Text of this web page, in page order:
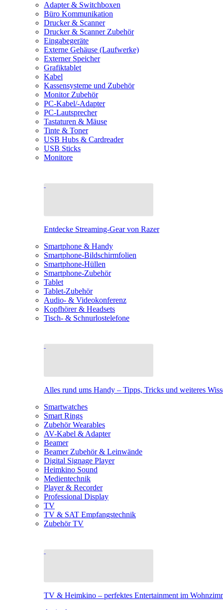
Adapter & Switchboxen
Büro Kommunikation
Drucker & Scanner
Drucker & Scanner Zubehör
Eingabegeräte
Externe Gehäuse (Laufwerke)
Externer Speicher
Grafiktablet
Kabel
Kassensysteme und Zubehör
Monitor Zubehör
PC-Kabel/-Adapter
PC-Lautsprecher
Tastaturen & Mäuse
Tinte & Toner
USB Hubs & Cardreader
USB Sticks
Monitore
Entdecke Streaming-Gear von Razer
Smartphone & Handy
Smartphone-Bildschirmfolien
Smartphone-Hüllen
Smartphone-Zubehör
Tablet
Tablet-Zubehör
Audio- & Videokonferenz
Kopfhörer & Headsets
Tisch- & Schnurlostelefone
Alles rund ums Handy – Tipps, Tricks und weiteres
Smartwatches
Smart Rings
Zubehör Wearables
AV-Kabel & Adapter
Beamer
Beamer Zubehör & Leinwände
Digital Signage Player
Heimkino Sound
Medientechnik
Player & Recorder
Professional Display
TV
TV & SAT Empfangstechnik
Zubehör TV
TV & Heimkino – perfektes Entertainment im